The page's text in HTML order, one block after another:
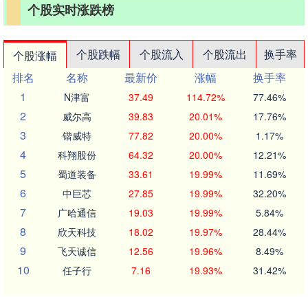
个股实时涨跌榜
个股涨幅 个股跌幅 个股流入 个股流出
换手率
排名
名称 最新价 涨幅
换手率
1
N津富 37.49 114.72% 77.46%
2 威尔高 39.83 20.01% 17.76%
3 锴威特 77.82 20.00% 1.17%
4 科翔股份 64.32 20.00% 12.21%
5 蜀道装备 33.61 19.99% 11.69%
6 中巨芯 27.85 19.99% 32.20%
7 广哈通信 19.03 19.99% 5.84%
8 欣天科技 18.02 19.97% 28.44%
9 飞天诚信 12.56 19.96% 8.49%
10 任子行 7.16 19.93% 31.42%